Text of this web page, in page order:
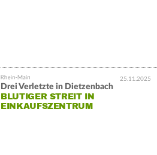
25.11.2025
Drei Verletzte in Dietzenbach
BLUTIGER STREIT IN
EINKAUFSZENTRUM